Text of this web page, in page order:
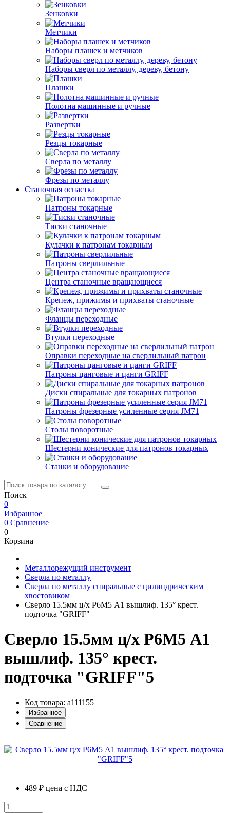
Зенковки
Метчики
Наборы плашек и метчиков
Наборы сверл по металлу, дереву, бетону
Плашки
Полотна машинные и ручные
Развертки
Резцы токарные
Сверла по металлу
Фрезы по металлу
Станочная оснастка
Патроны токарные
Тиски станочные
Кулачки к патронам токарным
Патроны сверлильные
Центра станочные вращающиеся
Крепеж, прижимы и прихваты станочные
Фланцы переходные
Втулки переходные
Оправки переходные на сверлильный патрон
Патроны цанговые и цанги GRIFF
Диски спиральные для токарных патронов
Патроны фрезерные усиленные серия JM71
Столы поворотные
Шестерни конические для патронов токарных
Станки и оборудование
Поиск
0
Избранное
0 Сравнение
0
Корзина
Металлорежущий инструмент
Сверла по металлу
Сверла по металлу спиральные с цилиндрическим
хвостовиком
Сверло 15.5мм ц/х Р6М5 А1 вышлиф. 135° крест.
подточка "GRIFF"
Сверло 15.5мм ц/х Р6М5 А1
вышлиф. 135° крест.
подточка "GRIFF"5
Код товара: a111155
Избранное
Сравнение
489 ₽ цена с НДС